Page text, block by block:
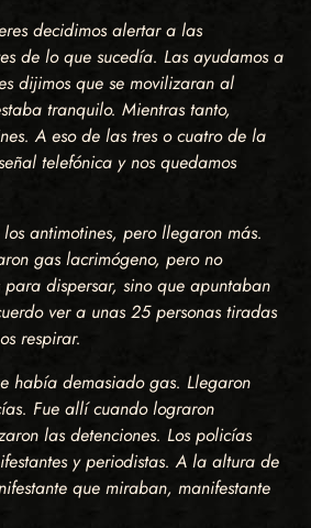
decidimos alertar a las
de lo que sucedía. Las ayudamos a
dijimos que se movilizaran al
tranquilo. Mientras tanto,
A eso de las tres o cuatro de la
telefónica y nos quedamos
antimotines, pero llegaron más.
gas lacrimógeno, pero no
dispersar, sino que apuntaban
ver a unas 25 personas tiradas
respirar.
había demasiado gas. Llegaron
Fue allí cuando lograron
las detenciones. Los policías
y periodistas. A la altura de
que miraban, manifestante